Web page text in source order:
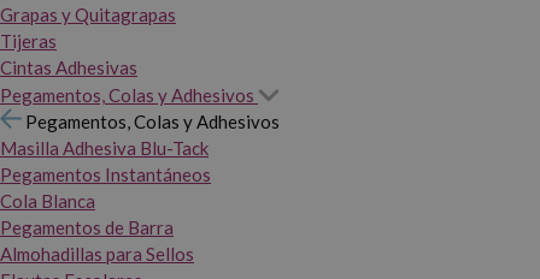
Grapas y Quitagrapas
Tijeras
Cintas Adhesivas
Pegamentos, Colas y Adhesivos
Pegamentos, Colas y Adhesivos
Masilla Adhesiva Blu-Tack
Pegamentos Instantáneos
Cola Blanca
Pegamentos de Barra
Almohadillas para Sellos